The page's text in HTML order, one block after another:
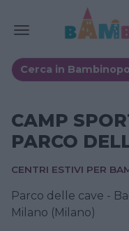
CAMP
PARCO
CENTRI ESTIVI PER
Parco delle cave -
Milano (Milano)